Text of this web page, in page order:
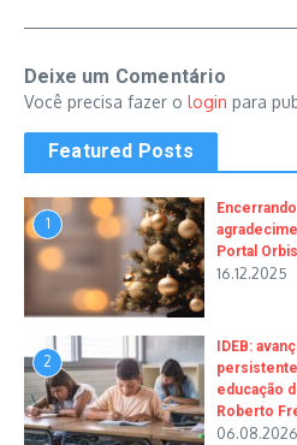
Deixe um Comentário
Você precisa fazer o login para
Featured Posts
1
Portal
16.12.2025
2
IDEB:
educação
Roberto
06.08.2026